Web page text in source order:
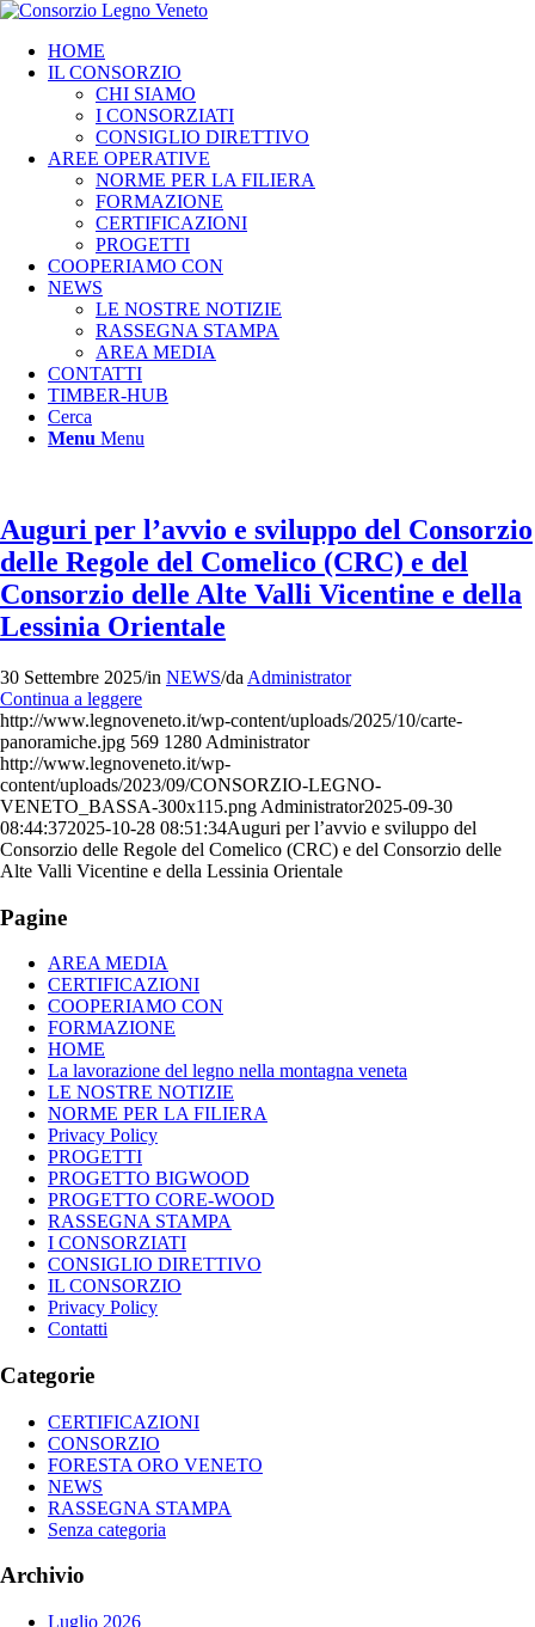
HOME
IL CONSORZIO
CHI SIAMO
I CONSORZIATI
CONSIGLIO DIRETTIVO
AREE OPERATIVE
NORME PER LA FILIERA
FORMAZIONE
CERTIFICAZIONI
PROGETTI
COOPERIAMO CON
NEWS
LE NOSTRE NOTIZIE
RASSEGNA STAMPA
AREA MEDIA
CONTATTI
TIMBER-HUB
Cerca
Menu Menu
Auguri per l’avvio e sviluppo del Consorzio
delle Regole del Comelico (CRC) e del
Consorzio delle Alte Valli Vicentine e della
Lessinia Orientale
30 Settembre 2025/in NEWS/da Administrator
Continua a leggere
http://www.legnoveneto.it/wp-content/uploads/2025/10/carte-
panoramiche.jpg 569 1280 Administrator
http://www.legnoveneto.it/wp-
content/uploads/2023/09/CONSORZIO-LEGNO-
VENETO_BASSA-300x115.png Administrator2025-09-30
08:44:372025-10-28 08:51:34Auguri per l’avvio e sviluppo del
Consorzio delle Regole del Comelico (CRC) e del Consorzio delle
Alte Valli Vicentine e della Lessinia Orientale
Pagine
AREA MEDIA
CERTIFICAZIONI
COOPERIAMO CON
FORMAZIONE
HOME
La lavorazione del legno nella montagna veneta
LE NOSTRE NOTIZIE
NORME PER LA FILIERA
Privacy Policy
PROGETTI
PROGETTO BIGWOOD
PROGETTO CORE-WOOD
RASSEGNA STAMPA
I CONSORZIATI
CONSIGLIO DIRETTIVO
IL CONSORZIO
Privacy Policy
Contatti
Categorie
CERTIFICAZIONI
CONSORZIO
FORESTA ORO VENETO
NEWS
RASSEGNA STAMPA
Senza categoria
Archivio
Luglio 2026